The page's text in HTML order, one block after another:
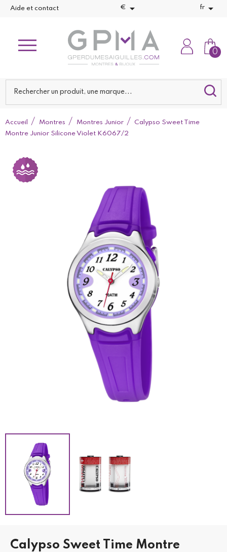
Aide et contact €  fr 
0
Accueil Montres Montres Junior
Calypso Sweet Time
Montre Junior Silicone Violet K6067/2
Calypso Sweet Time Montre